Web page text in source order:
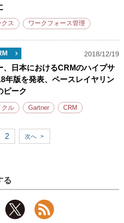
クス ワークフォース管理
2018/12/19
、日本におけるCRMのハイプサ
年版を発表、ペースレイヤリン
ピーク
クル Gartner CRM
2 次へ >
る